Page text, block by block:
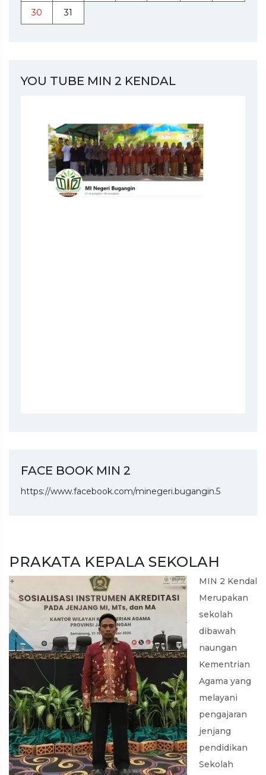
30 31
YOU TUBE MIN 2 KENDAL
FACE BOOK MIN 2
https://www.facebook.com/minegeri.bugangin.5
PRAKATA KEPALA SEKOLAH
MIN 2 Kendal
Merupakan
sekolah
dibawah
naungan
Kementrian
Agama yang
melayani
pengajaran
jenjang
pendidikan
Sekolah